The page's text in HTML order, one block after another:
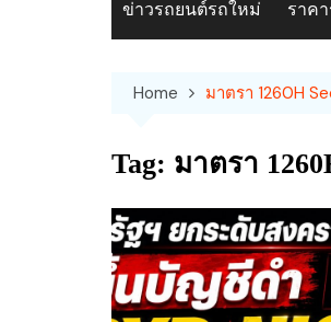
ข่าวรถยนต์รถใหม่ ราค
Home มาตรา 1260H
Tag: มาตรา